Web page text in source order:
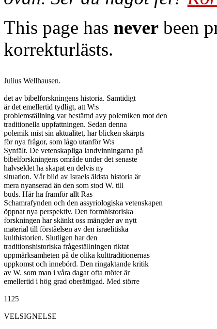
This page has never been
korrekturlästs.
Julius Wellhausen.
det av bibelforskningens historia. Samtidigt
är det emellertid tydligt, att W:s
problemställning var bestämd avy polemiken mot den
traditionella uppfattningen. Sedan denna
polemik mist sin aktualitet, har blicken skärpts
för nya frågor, som lågo utanför W:s
Synfält. De vetenskapliga landvinningarna på
bibelforskningens område under det senaste
halvseklet ha skapat en delvis ny
situation. Vår bild av Israels äldsta historia är
mera nyanserad än den som stod W. till
buds. Här ha framför allt Ras
Schamrafynden och den assyriologiska vetenskapen
öppnat nya perspektiv. Den formhistoriska
forskningen har skänkt oss mängder av nytt
material till förståelsen av den israelitiska
kulthistorien. Slutligen har den
traditionshistoriska frågeställningen riktat
uppmärksamheten på de olika kulttraditionernas
uppkomst och innebörd. Den ringaktande kritik
av W. som man i våra dagar ofta möter är
emellertid i hög grad oberättigad. Med större
1125
VELSIGNELSE